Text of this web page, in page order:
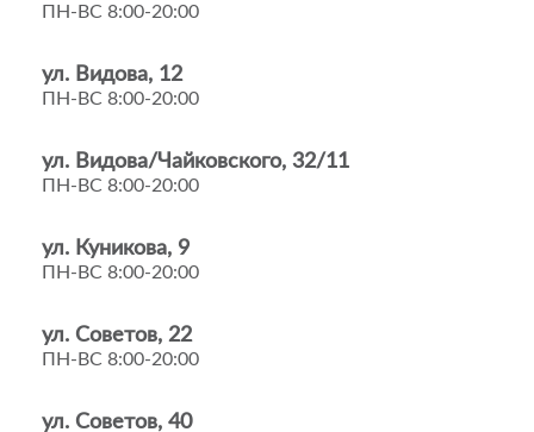
ПН-ВС 8:00-20:00
ул. Видова, 12
ПН-ВС 8:00-20:00
ул. Видова/Чайковского, 32/11
ПН-ВС 8:00-20:00
ул. Куникова, 9
ПН-ВС 8:00-20:00
ул. Советов, 22
ПН-ВС 8:00-20:00
ул. Советов, 40